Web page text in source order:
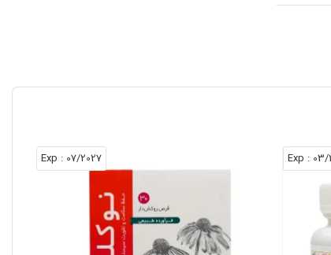
03/
: Exp
07/2027
: Exp